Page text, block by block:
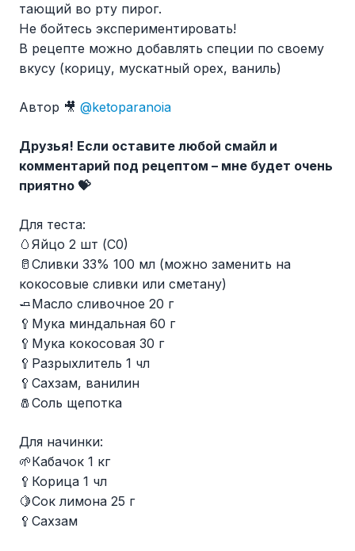
тающий во рту пирог.
Не бойтесь экспериментировать!
В рецепте можно добавлять специи по своему
вкусу (корицу, мускатный орех, ваниль)
Автор 🎥 @ketoparanoia
Друзья! Если оставите любой смайл и
комментарий под рецептом – мне будет очень
приятно 💝
Для теста:
🥚Яйцо 2 шт (С0)
🥛Сливки 33% 100 мл (можно заменить на
кокосовые сливки или сметану)
🧈Масло сливочное 20 г
🥄Мука миндальная 60 г
🥄Мука кокосовая 30 г
🥄Разрыхлитель 1 чл
🥄Сахзам, ванилин
🧂Соль щепотка
Для начинки:
🌱Кабачок 1 кг
🥄Корица 1 чл
🍋Сок лимона 25 г
🥄Сахзам